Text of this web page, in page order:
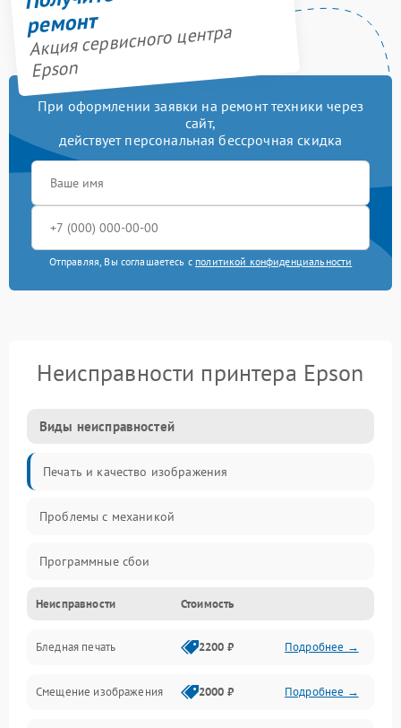
ремонт
Акция сервисного центра
Epson
При оформлении заявки на ремонт техники через
сайт,
действует персональная бессрочная скидка
Отправляя, Вы соглашаетесь с политикой конфиденциальности
Неисправности принтера Epson
Виды неисправностей
Печать и качество изображения
Проблемы с механикой
Программные сбои
Программные ошибки
Картриджи и расходники
Механика и узлы
Неисправности Стоимость
Бледная печать 2200 ₽ Подробнее →
Смещение изображения 2000 ₽ Подробнее →